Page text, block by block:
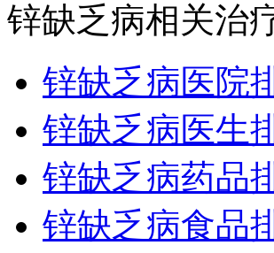
锌缺乏病相关治
锌缺乏病医院
锌缺乏病医生
锌缺乏病药品
锌缺乏病食品